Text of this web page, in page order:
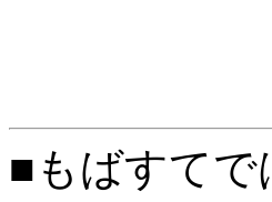
■もばすてで